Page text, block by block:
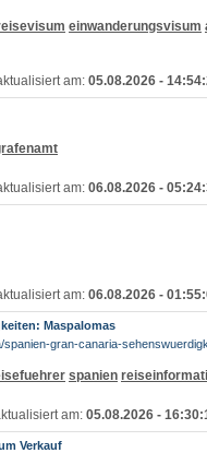
einwanderungsvisum
am: 05.08.2026 -
am: 06.08.2026 -
am: 06.08.2026 -
Maspalomas
gran-canaria-
spanien
am: 05.08.2026 -
Verkauf